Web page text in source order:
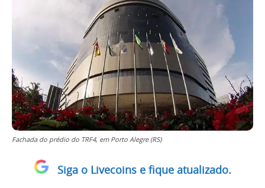
Fachada do prédio do TRF4, em Porto Alegre (RS)
Siga o Livecoins e fique atualizado.